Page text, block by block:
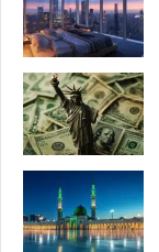
г
а
т
и
в
н
о
й
р
е
а